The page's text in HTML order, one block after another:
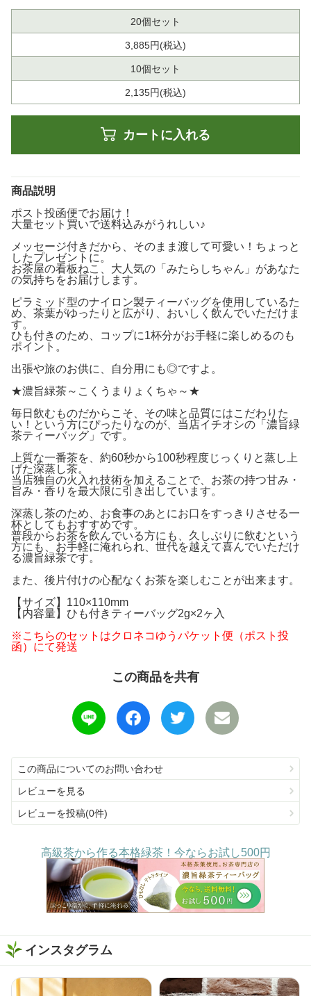
20個セット
3,885円(税込)
10個セット
2,135円(税込)
カートに入れる
商品説明
ポスト投函便でお届け！
大量セット買いで送料込みがうれしい♪
メッセージ付きだから、そのまま渡して可愛い！ちょっと
したプレゼントに。
お茶屋の看板ねこ、大人気の「みたらしちゃん」があなた
の気持ちをお届けします。
ピラミッド型のナイロン製ティーバッグを使用しているた
め、茶葉がゆったりと広がり、おいしく飲んでいただけま
す。
ひも付きのため、コップに1杯分がお手軽に楽しめるのも
ポイント。
出張や旅のお供に、自分用にも◎ですよ。
★濃旨緑茶～こくうまりょくちゃ～★
毎日飲むものだからこそ、その味と品質にはこだわりた
い！という方にぴったりなのが、当店イチオシの「濃旨緑
茶ティーバッグ」です。
上質な一番茶を、約60秒から100秒程度じっくりと蒸し上
げた深蒸し茶。
当店独自の火入れ技術を加えることで、お茶の持つ甘み・
旨み・香りを最大限に引き出しています。
深蒸し茶のため、お食事のあとにお口をすっきりさせる一
杯としてもおすすめです。
普段からお茶を飲んでいる方にも、久しぶりに飲むという
方にも、お手軽に淹れられ、世代を越えて喜んでいただけ
る濃旨緑茶です。
また、後片付けの心配なくお茶を楽しむことが出来ます。
【サイズ】110×110mm
【内容量】ひも付きティーバッグ2g×2ヶ入
※こちらのセットはクロネコゆうパケット便（ポスト投
函）にて発送
この商品を共有
この商品についてのお問い合わせ
レビューを見る
レビューを投稿(0件)
高級茶から作る本格緑茶！今ならお試し500円
インスタグラム